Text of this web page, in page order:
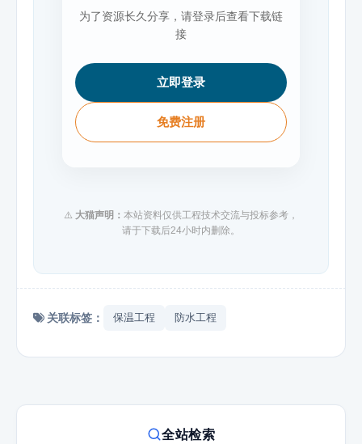
为了资源长久分享，请登录后查看下载链
接
立即登录
免费注册
⚠️ 大猫声明： 本站资料仅供工程技术交流与投标参考，
请于下载后24小时内删除。
关联标签： 保温工程 防水工程
全站检索